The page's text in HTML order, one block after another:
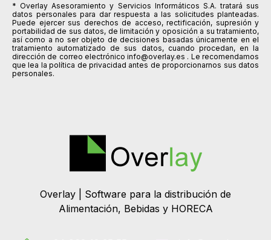
* Overlay Asesoramiento y Servicios Informáticos S.A. tratará sus
datos personales para dar respuesta a las solicitudes planteadas.
Puede ejercer sus derechos de acceso, rectificación, supresión y
portabilidad de sus datos, de limitación y oposición a su tratamiento,
así como a no ser objeto de decisiones basadas únicamente en el
tratamiento automatizado de sus datos, cuando procedan, en la
dirección de correo electrónico info@overlay.es . Le recomendamos
que lea la política de privacidad antes de proporcionarnos sus datos
personales.
Overlay | Software para la distribución de
Alimentación, Bebidas y HORECA